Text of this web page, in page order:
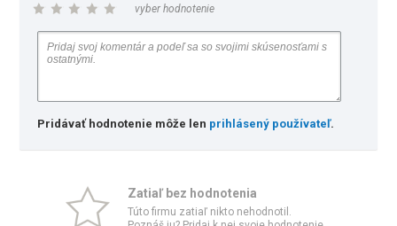
vyber hodnotenie
Pridávať hodnotenie môže len prihlásený používateľ.
Zatiaľ bez hodnotenia
Túto firmu zatiaľ nikto nehodnotil.